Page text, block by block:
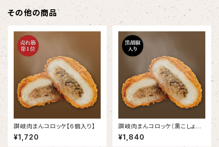
その他の商品
讃岐肉まんコロッケ【6個入り】
¥1,720
讃岐肉まんコロッケ（黒こしょう
入り）【6個入り】
¥1,840